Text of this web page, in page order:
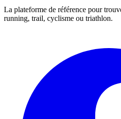
La plateforme de référence pour
running, trail, cyclisme ou triathlon.